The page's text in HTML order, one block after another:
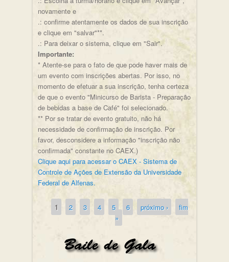
novamente e
.: confirme atentamente os dados de sua inscrição
e clique em "salvar"**.
.: Para deixar o sistema, clique em "Sair".
Importante:
* Atente-se para o fato de que pode haver mais de
um evento com inscrições abertas. Por isso, no
momento de efetuar a sua inscrição, tenha certeza
de que o evento "Minicurso de Barista - Preparação
de bebidas a base de Café" foi selecionado.
** Por se tratar de evento gratuito, não há
necessidade de confirmação de inscrição. Por
favor, desconsidere a informação "inscrição não
confirmada" constante no CAEX.)
Clique aqui para acessar o CAEX - Sistema de
Controle de Ações de Extensão da Universidade
Federal de Alfenas.
Páginas
1 2 3 4 5 6 próximo ›
fim
»